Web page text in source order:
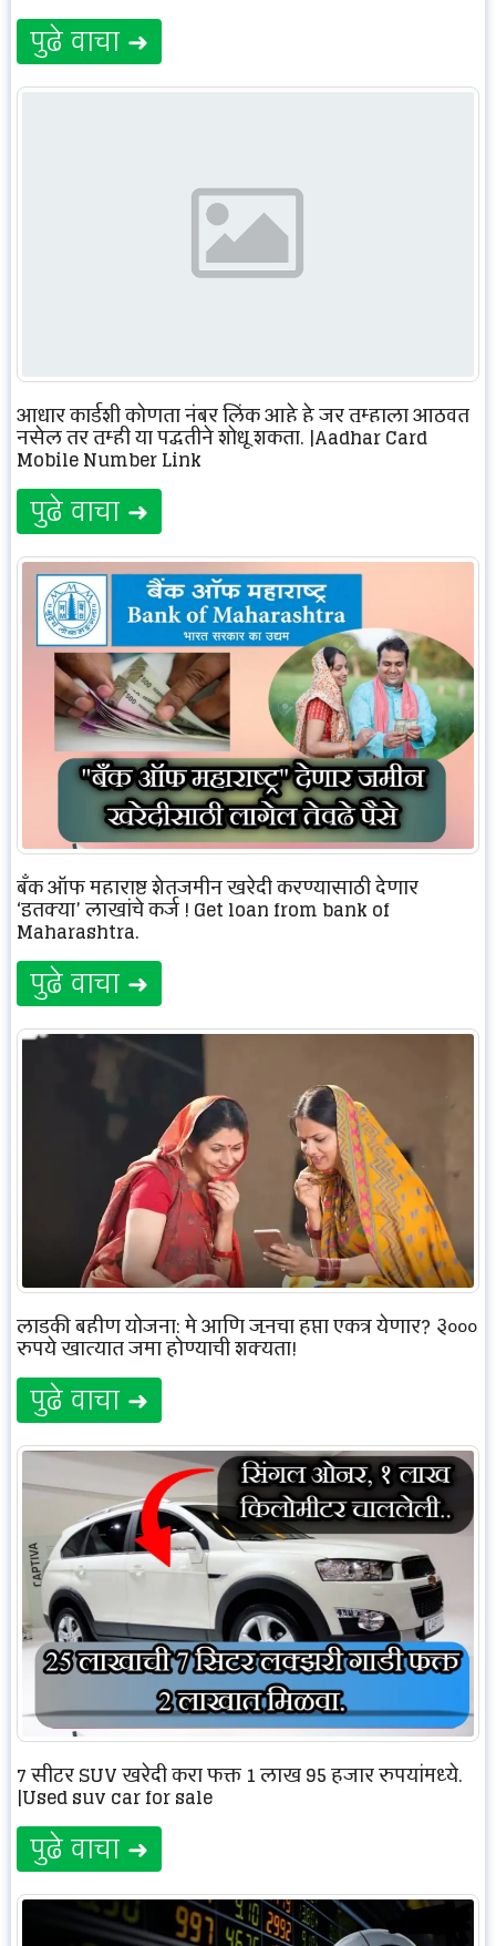
पुढे वाचा ➜
आधार कार्डशी कोणता नंबर लिंक आहे हे जर तुम्हाला आठवत
नसेल तर तुम्ही या पद्धतीने शोधू शकता. |Aadhar Card
Mobile Number Link
पुढे वाचा ➜
बँक ऑफ महाराष्ट्र शेतजमीन खरेदी करण्यासाठी देणार
‘इतक्या’ लाखांचे कर्ज ! Get loan from bank of
Maharashtra.
पुढे वाचा ➜
लाडकी बहीण योजना: मे आणि जूनचा हप्ता एकत्र येणार? ३०००
रुपये खात्यात जमा होण्याची शक्यता!
पुढे वाचा ➜
7 सीटर SUV खरेदी करा फक्त 1 लाख 95 हजार रुपयांमध्ये.
|Used suv car for sale
पुढे वाचा ➜